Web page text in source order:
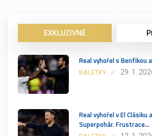
EXKLUZIVNĚ
Real vyhořel s Benfikou
BALETKY 29. 1.
Real vyhořel v El Clásiku
Superpohár. Frustrace…